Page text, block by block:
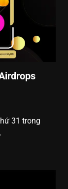
31 trong